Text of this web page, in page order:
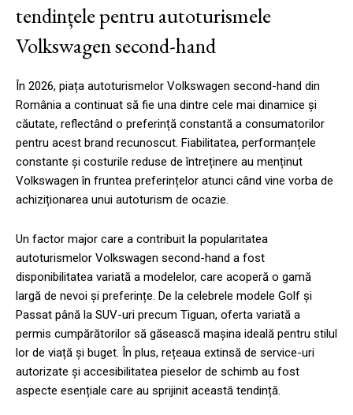
tendințele pentru autoturismele
Volkswagen second-hand
În 2026, piața autoturismelor Volkswagen second-hand din
România a continuat să fie una dintre cele mai dinamice și
căutate, reflectând o preferință constantă a consumatorilor
pentru acest brand recunoscut. Fiabilitatea, performanțele
constante și costurile reduse de întreținere au menținut
Volkswagen în fruntea preferințelor atunci când vine vorba de
achiziționarea unui autoturism de ocazie.
Un factor major care a contribuit la popularitatea
autoturismelor Volkswagen second-hand a fost
disponibilitatea variată a modelelor, care acoperă o gamă
largă de nevoi și preferințe. De la celebrele modele Golf și
Passat până la SUV-uri precum Tiguan, oferta variată a
permis cumpărătorilor să găsească mașina ideală pentru stilul
lor de viață și buget. În plus, rețeaua extinsă de service-uri
autorizate și accesibilitatea pieselor de schimb au fost
aspecte esențiale care au sprijinit această tendință.